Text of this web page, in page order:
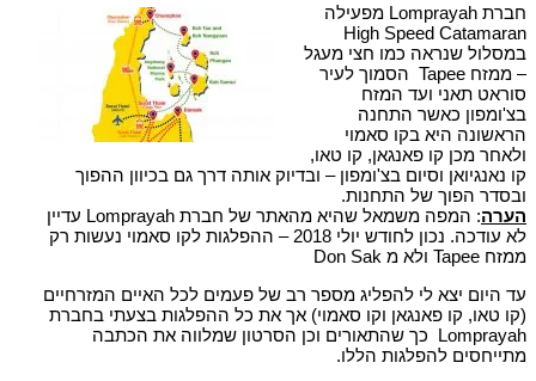
חברת Lomprayah מפעילה
High Speed Catamaran
במסלול שנראה כמו חצי מעגל
– ממזח Tapee הסמוך לעיר
סוראט תאני ועד המזח
בצ'ומפון כאשר התחנה
הראשונה היא בקו סאמוי
ולאחר מכן קו פאנגאן, קו טאו,
קו נאנגיואן וסיום בצ'ומפון – ובדיוק אותה דרך גם בכיוון ההפוך
ובסדר הפוך של התחנות.
הערה
: המפה משמאל שהיא מהאתר של חברת Lomprayah עדיין
לא עודכה. נכון לחודש יולי 2018 – ההפלגות לקו סאמוי נעשות רק
ממזח Tapee ולא מ Don Sak
עד היום יצא לי להפליג מספר רב של פעמים לכל האיים המזרחיים
(קו טאו, קו פאנגאן וקו סאמוי) אך את כל ההפלגות בצעתי בחברת
Lomprayah כך שהתאורים וכן הסרטון שמלווה את הכתבה
מתייחסים להפלגות הללו.